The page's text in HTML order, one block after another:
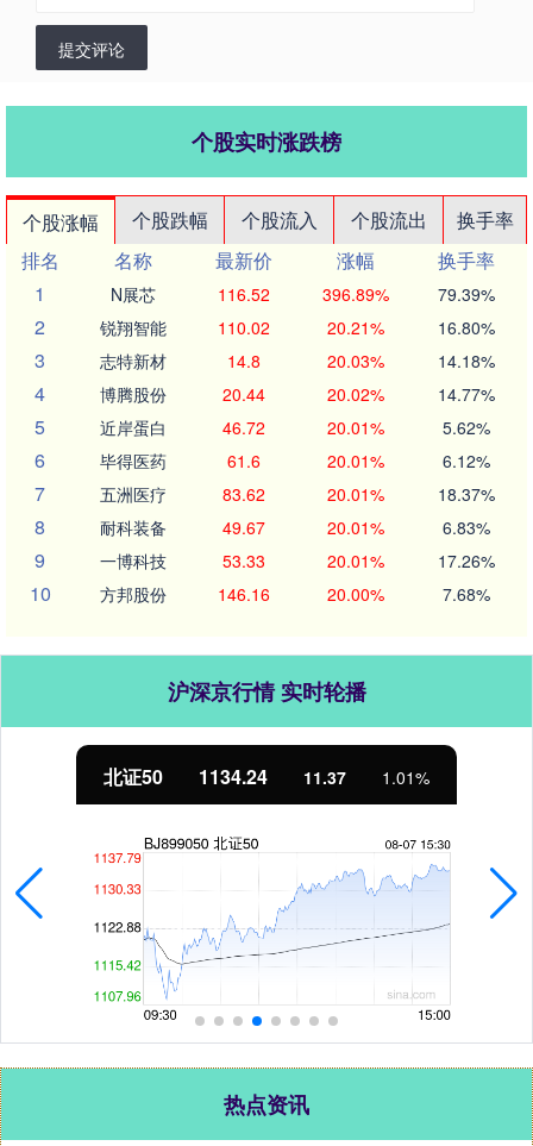
提交评论
个股实时涨跌榜
个股涨幅 个股跌幅 个股流入 个股流出
换手率
排名
名称 最新价 涨幅
换手率
1
N展芯 116.52 396.89% 79.39%
2 锐翔智能 110.02 20.21% 16.80%
3 志特新材 14.8 20.03% 14.18%
4 博腾股份 20.44 20.02% 14.77%
5 近岸蛋白 46.72 20.01% 5.62%
6 毕得医药 61.6 20.01% 6.12%
7 五洲医疗 83.62 20.01% 18.37%
8 耐科装备 49.67 20.01% 6.83%
9 一博科技 53.33 20.01% 17.26%
10 方邦股份 146.16 20.00% 7.68%
沪深京行情 实时轮播
北证50 1134.24 11.37 1.01%
热点资讯